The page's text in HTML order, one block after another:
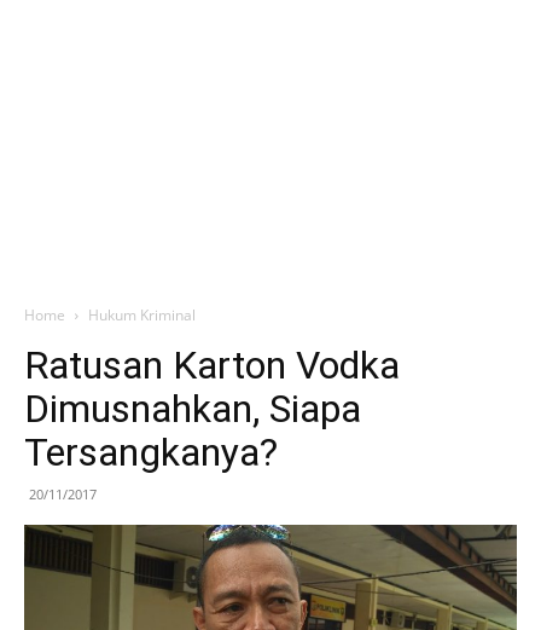
Home Hukum Kriminal
Ratusan Karton Vodka
Dimusnahkan, Siapa
Tersangkanya?
20/11/2017